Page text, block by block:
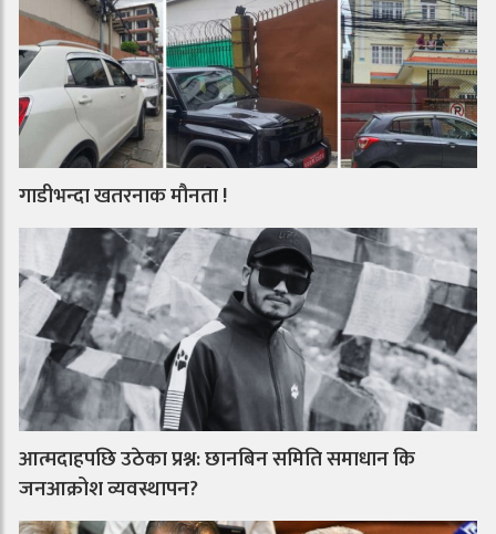
गाडीभन्दा खतरनाक मौनता !
आत्मदाहपछि उठेका प्रश्न: छानबिन समिति समाधान कि
जनआक्रोश व्यवस्थापन?